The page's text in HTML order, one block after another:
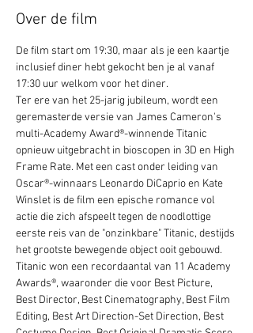
Over de film
De film start om 19:30, maar als je een kaartje
inclusief diner hebt gekocht ben je al vanaf
17:30 uur welkom voor het diner.
Ter ere van het 25-jarig jubileum, wordt een
geremasterde versie van James Cameron's
multi-Academy Award®-winnende Titanic
opnieuw uitgebracht in bioscopen in 3D en High
Frame Rate. Met een cast onder leiding van
Oscar®-winnaars Leonardo DiCaprio en Kate
Winslet is de film een epische romance vol
actie die zich afspeelt tegen de noodlottige
eerste reis van de "onzinkbare" Titanic, destijds
het grootste bewegende object ooit gebouwd.
Titanic won een recordaantal van 11 Academy
Awards®, waaronder die voor Best Picture,
Best Director, Best Cinematography, Best Film
Editing, Best Art Direction-Set Direction, Best